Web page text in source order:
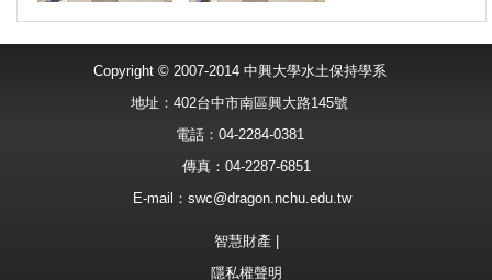
Copyright © 2007-2014 中興大學水土保持學系
地址：402台中市南區興大路145號
電話：04-2284-0381
傳真：04-2287-6851
E-mail： swc@dragon.nchu.edu.tw
智慧財產
隱私權聲明